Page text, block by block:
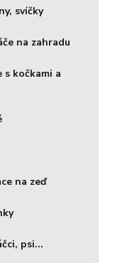
svíčky
na zahradu
s kočkami a
na zeď
psi...